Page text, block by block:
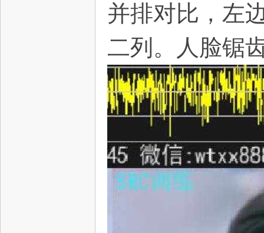
并排对比，左
二列。
人脸锯